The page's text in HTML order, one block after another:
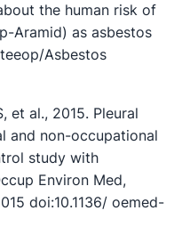
the human risk of
Aramid) as asbestos
Asbestos
et al., 2015. Pleural
and non-occupational
study with
Environ Med,
doi:10.1136/ oemed-